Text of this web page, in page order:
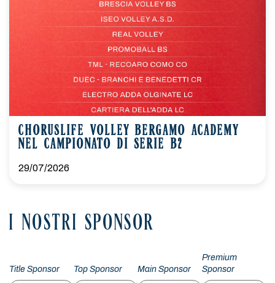
CHORUSLIFE VOLLEY BERGAMO ACADEMY
NEL CAMPIONATO DI SERIE B2
29/07/2026
I NOSTRI SPONSOR
Title Sponsor Top Sponsor Main Sponsor
Premium
Sponsor